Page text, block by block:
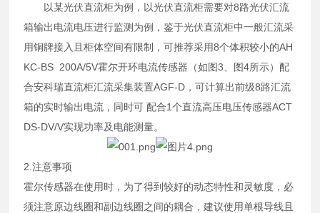
以某光伏直流柜为例，以光伏直流柜需要对8路光伏汇流
箱输出电流电压进行监测为例，鉴于光伏直流柜中一般汇流采
用铜牌接入且柜体空间有限制，可推荐采用8个体积较小的AH
KC-BS 200A/5V霍尔开环电流传感器（如图3、图4所示）配
合安科瑞直流柜汇流采集装置AGF-D，可计算出前级8路汇流
箱的实时输出电流，同时可 配合1个直流高压电压传感器ACT
DS-DV/V实现功率及电能测量。
2.注意事项
霍尔传感器在使用时，为了得到较好的动态特性和灵敏度，必
须注意原边线圈和副边线圈之间的耦合，建议使用单根导线且